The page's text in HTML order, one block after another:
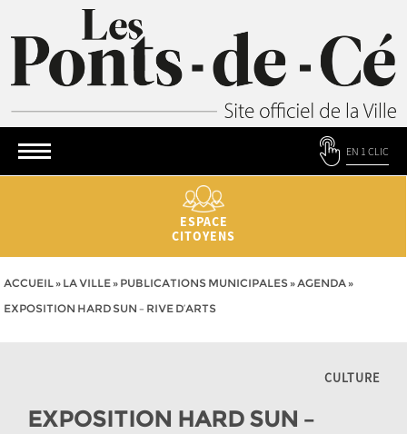
EN 1 CLIC
ESPACE
CITOYENS
ACCUEIL» LA VILLE» PUBLICATIONS MUNICIPALES»AGENDA»
EXPOSITION HARD SUN – RIVE D’ARTS
CULTURE
EXPOSITION HARD SUN –